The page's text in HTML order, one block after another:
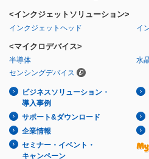
<インクジェットソリューション>
インクジェットヘッド イ
<マイクロデバイス>
半導体
水
センシングデバイス
ビジネスソリューション・
導入事例
サポート&ダウンロード
企業情報
セミナー・イベント・
キャンペーン